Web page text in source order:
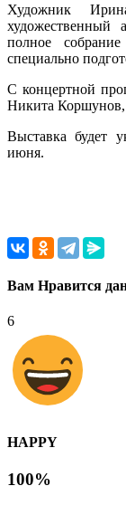
Художник
художественный
полное
специально
С концертной
Никита
Выставка будет
июня.
Вам Нравится
6
HAPPY
100%